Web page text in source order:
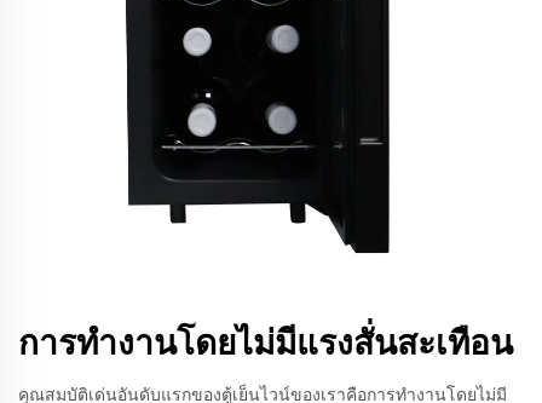
การทำงานโดยไม่มีแรงสั่นสะเทือน
คุณสมบัติเด่นอันดับแรกของตู้เย็นไวน์ของเราคือการทำงานโดยไม่มี